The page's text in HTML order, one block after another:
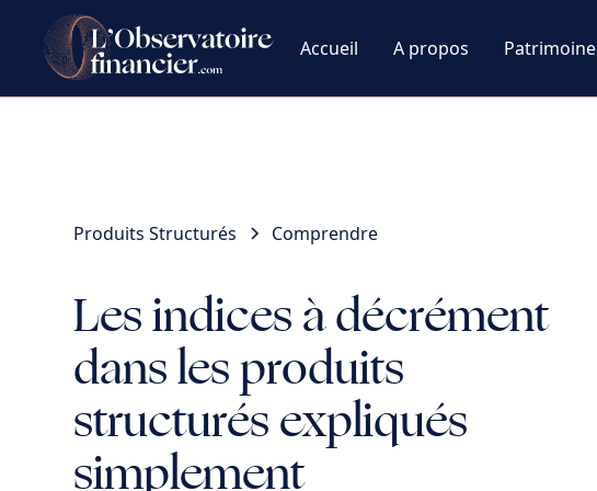
Accueil A propos Patrimoine
Produits Structurés Comprendre
Les indices à décrément
dans les produits
structurés expliqués
simplement